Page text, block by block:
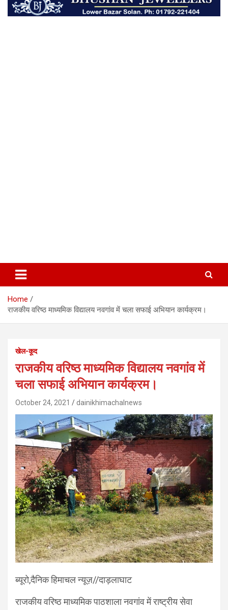
Home
राजकीय वरिष्ठ माध्यमिक विद्यालय नवगांव में चला सफाई अभियान कार्यक्रम।
खेल-कूद
राजकीय वरिष्ठ माध्यमिक विद्यालय नवगांव में
चला सफाई अभियान कार्यक्रम।
October 24, 2021 dainikhimachalnews
ब्यूरो,दैनिक हिमाचल न्यूज़//दाड़लाघाट
राजकीय वरिष्ठ माध्यमिक पाठशाला नवगांव में राष्ट्रीय सेवा